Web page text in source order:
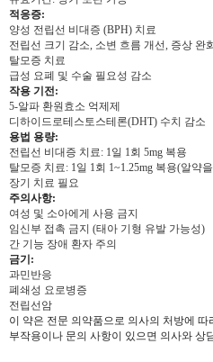
적응증:
양성 전립선 비대증 (BPH) 치료
전립선 크기 감소, 소변 흐름 개선, 증상 완
탈모증 치료
급성 요폐 및 수술 필요성 감소
작용 기전:
5-알파 환원효소 억제제
디하이드로테스토스테론(DHT) 수치 감소
용법 용량:
전립선 비대증 치료: 1일 1회 5mg 복용
탈모증 치료: 1일 1회 1~1.25mg 복용(알약
장기 치료 필요
주의사항:
여성 및 소아에게 사용 금지
임신부 접촉 금지 (태아 기형 유발 가능성)
간 기능 장애 환자 주의
금기:
과민반응
폐쇄성 요로병증
전립선암
이 약은 전문 의약품으로 의사의 처방에
부작용이나 문의 사항이 있으면 의사와 상